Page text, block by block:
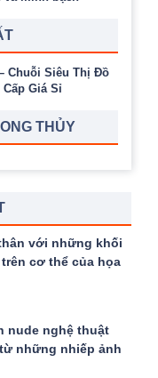
THỦY
với những khối
cơ thể của họa
nude nghệ thuật
những nhiếp ảnh